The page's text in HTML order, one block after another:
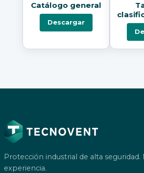
Catálogo general
Descargar
Protección industrial de alta seguridad.
experiencia.